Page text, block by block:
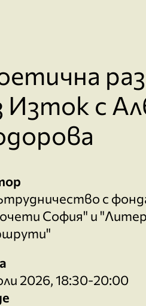
Изток с
с
София" и
2026, 18:30-20:00